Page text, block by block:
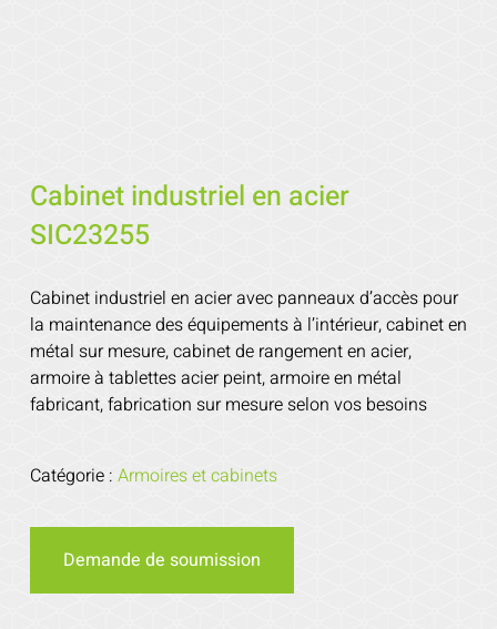
Cabinet industriel en acier
SIC23255
Cabinet industriel en acier avec panneaux d’accès pour
la maintenance des équipements à l’intérieur, cabinet en
métal sur mesure, cabinet de rangement en acier,
armoire à tablettes acier peint, armoire en métal
fabricant, fabrication sur mesure selon vos besoins
Catégorie : Armoires et cabinets
Demande de soumission